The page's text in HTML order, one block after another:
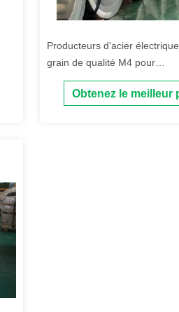
Producteurs d'acier
grain de qualité M4 pour
transformateur sec CRGO
Obtenez le meilleur